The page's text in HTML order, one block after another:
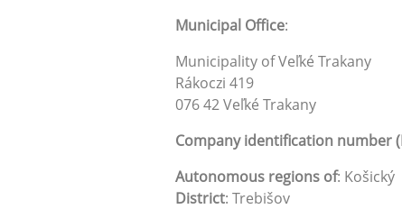
Municipal Office:
Municipality of Veľké Trakany
Rákoczi 419
076 42 Veľké Trakany
Company identification number
Autonomous regions of: Košický
District: Trebišov